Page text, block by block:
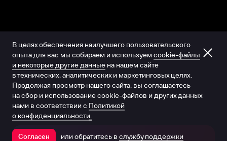
Открыть в приложении
В целях обеспечения наилучшего пользовательского
опыта для вас мы собираем и используем cookie-файлы
и некоторые другие данные на нашем сайте
в технических, аналитических и маркетинговых целях.
Продолжая просмотр нашего сайта, вы соглашаетесь
на сбор и использование cookie-файлов и других данных
нами в соответствии с Политикой
о конфиденциальности.
Согласен или обратитесь в службу поддержки